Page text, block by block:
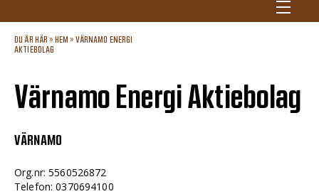
DU ÄR HÄR » HEM » VÄRNAMO ENERGI
AKTIEBOLAG
Värnamo Energi Aktiebolag
VÄRNAMO
Org.nr: 5560526872
Telefon: 0370694100